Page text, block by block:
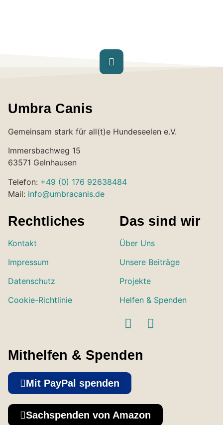
Umbra Canis
Gemeinsam stark für all(t)e Hundeseelen e.V.
Immersbachweg 15
63571 Gelnhausen
Telefon: +49 (0) 176 92638484
Mail: info@umbracanis.de
Rechtliches
Kontakt
Impressum
Datenschutz
Cookie-Richtlinie
Das sind wir
Über Uns
Unsere Beiträge
Projekte
Helfen & Spenden
Mithelfen & Spenden
Mit PayPal spenden
Sachspenden von Amazon